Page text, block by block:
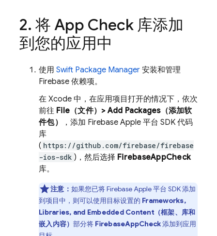
2. 将 App Check 库添加
到您的应用中
使用 Swift Package Manager 安装和管理
Firebase 依赖项。
在 Xcode 中，在应用项目打开的情况下，依次
前往 File（文件）> Add Packages（添加软
件包）
，添加 Firebase Apple 平台 SDK 代码
库
( https://github.com/firebase/firebase
-ios-sdk )，然后选择 FirebaseAppCheck
库。
注意： 如果您已将 Firebase Apple 平台 SDK 添加
到项目中，则可以使用目标设置的 Frameworks,
Libraries, and Embedded Content（框架、库和
嵌入内容）部分将 FirebaseAppCheck添加到应用